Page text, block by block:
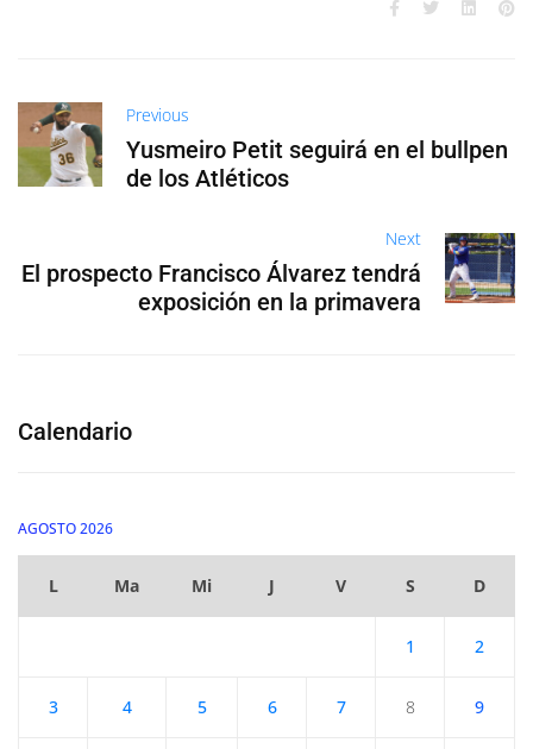
Previous
Yusmeiro Petit seguirá en el bullpen
de los Atléticos
Next
El prospecto Francisco Álvarez tendrá
exposición en la primavera
Calendario
AGOSTO 2026
L Ma Mi J V S D
1 2
3 4 5 6 7 8 9